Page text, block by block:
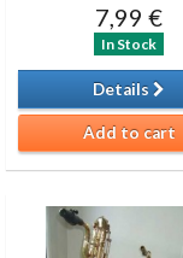
7,99 €
In Stock
Details
Add to cart